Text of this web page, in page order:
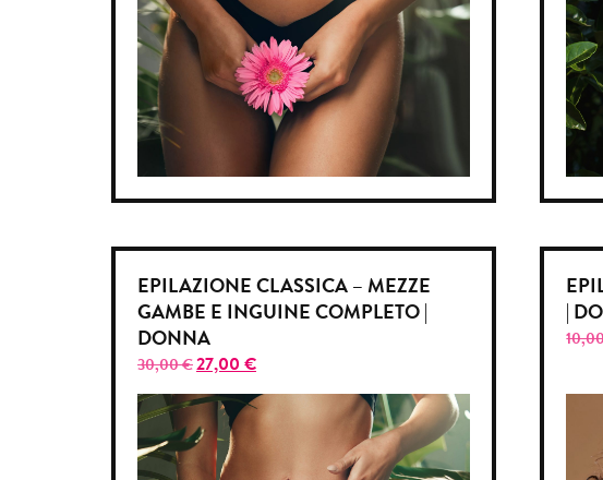
EPILAZIONE CLASSICA – MEZZE
GAMBE E INGUINE COMPLETO |
DONNA
30,00€27,00€
|